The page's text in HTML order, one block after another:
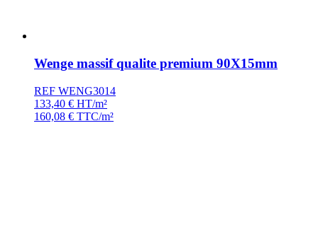
Wenge massif qualite premium 90X15mm
REF WENG3014
133,40 € HT/m²
160,08 € TTC/m²